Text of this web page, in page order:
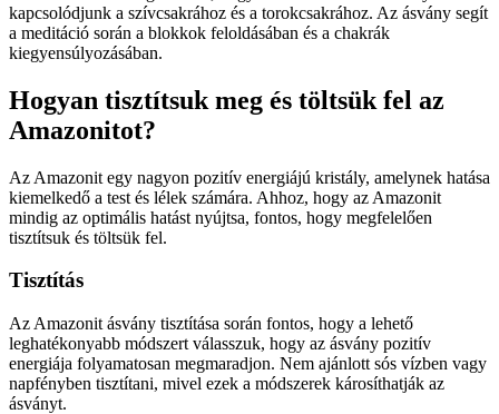
kapcsolódjunk a szívcsakrához és a torokcsakrához. Az ásvány segít
a meditáció során a blokkok feloldásában és a chakrák
kiegyensúlyozásában.
Hogyan tisztítsuk meg és töltsük fel az
Amazonitot?
Az Amazonit egy nagyon pozitív energiájú kristály, amelynek hatása
kiemelkedő a test és lélek számára. Ahhoz, hogy az Amazonit
mindig az optimális hatást nyújtsa, fontos, hogy megfelelően
tisztítsuk és töltsük fel.
Tisztítás
Az Amazonit ásvány tisztítása során fontos, hogy a lehető
leghatékonyabb módszert válasszuk, hogy az ásvány pozitív
energiája folyamatosan megmaradjon. Nem ajánlott sós vízben vagy
napfényben tisztítani, mivel ezek a módszerek károsíthatják az
ásványt.